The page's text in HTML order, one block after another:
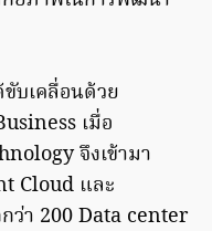
บเคลื่อนด้วย
เมื่อ
จึงเข้ามา
Cloud และ
ว่า 200 Data center